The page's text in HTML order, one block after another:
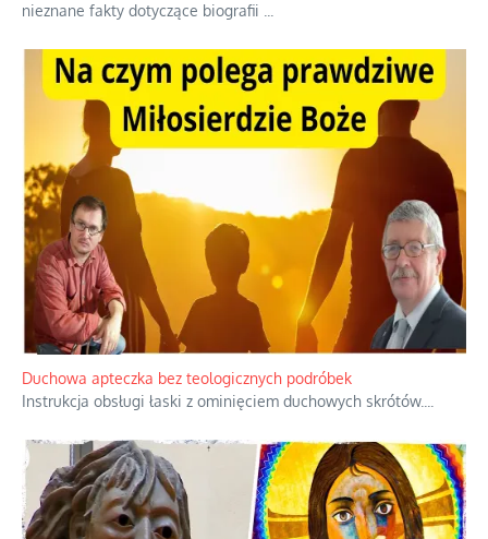
Niezwykły scenariusz bez państwowej dotacji
Reżyser Jerzy Zalewski przedstawia kulisy powstawania swoich
dokumentów, wyzwania związane z ich finansowaniem oraz
nieznane fakty dotyczące biografii...